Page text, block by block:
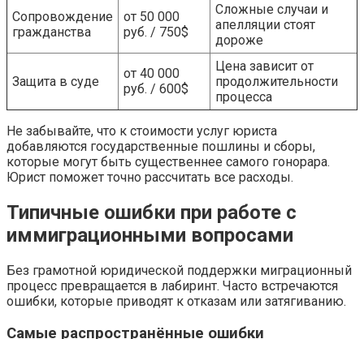
Сопровождение
гражданства
от 50 000
руб. / 750$
Сложные случаи и
апелляции стоят
дороже
Защита в суде
от 40 000
руб. / 600$
Цена зависит от
продолжительности
процесса
Не забывайте, что к стоимости услуг юриста
добавляются государственные пошлины и сборы,
которые могут быть существеннее самого гонорара.
Юрист поможет точно рассчитать все расходы.
Типичные ошибки при работе с
иммиграционными вопросами
Без грамотной юридической поддержки миграционный
процесс превращается в лабиринт. Часто встречаются
ошибки, которые приводят к отказам или затягиванию.
Самые распространённые ошибки